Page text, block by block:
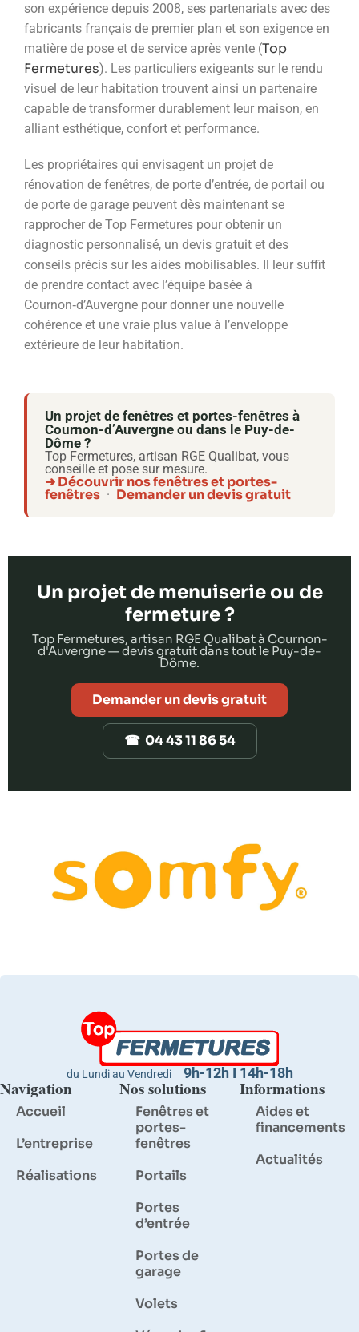
son expérience depuis 2008, ses partenariats avec des
fabricants français de premier plan et son exigence en
matière de pose et de service après vente (Top
Fermetures). Les particuliers exigeants sur le rendu
visuel de leur habitation trouvent ainsi un partenaire
capable de transformer durablement leur maison, en
alliant esthétique, confort et performance.
Les propriétaires qui envisagent un projet de
rénovation de fenêtres, de porte d’entrée, de portail ou
de porte de garage peuvent dès maintenant se
rapprocher de Top Fermetures pour obtenir un
diagnostic personnalisé, un devis gratuit et des
conseils précis sur les aides mobilisables. Il leur suffit
de prendre contact avec l’équipe basée à
Cournon‑d’Auvergne pour donner une nouvelle
cohérence et une vraie plus value à l’enveloppe
extérieure de leur habitation.
Un projet de fenêtres et portes-fenêtres à
Cournon-d’Auvergne ou dans le Puy-de-
Dôme ?
Top Fermetures, artisan RGE Qualibat, vous
conseille et pose sur mesure.
➜ Découvrir nos fenêtres et portes-
fenêtres · Demander un devis gratuit
Un projet de menuiserie ou de
fermeture ?
Top Fermetures, artisan RGE Qualibat à Cournon-
d'Auvergne — devis gratuit dans tout le Puy-de-
Dôme.
Demander un devis gratuit
☎ 04 43 11 86 54
du Lundi au Vendredi 9h-12h I 14h-18h
Navigation
Accueil
L’entreprise
Réalisations
Nos solutions
Fenêtres et
portes-
fenêtres
Portails
Portes
d’entrée
Portes de
garage
Volets
Informations
Aides et
financements
Actualités